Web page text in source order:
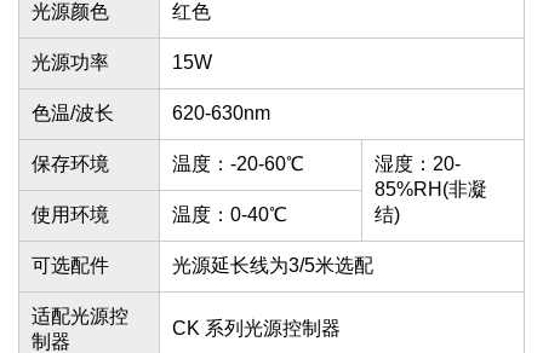
光源颜色 红色
光源功率 15W
色温/波长 620-630nm
保存环境 温度：-20-60℃
湿度：20-
85%RH(非凝
结)
使用环境 温度：0-40℃
可选配件 光源延长线为3/5米选配
适配光源控
制器
CK 系列光源控制器